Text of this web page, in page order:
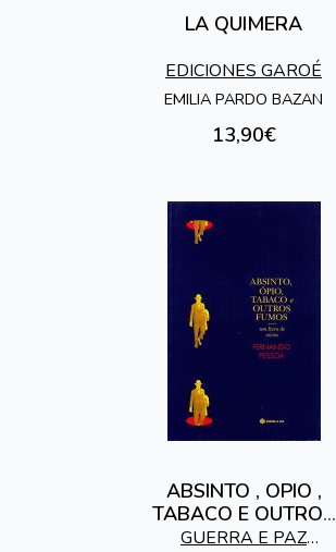
LA QUIMERA
EDICIONES GAROÉ
EMILIA PARDO BAZAN
13,90€
ABSINTO , OPIO ,
TABACO E OUTROS
FUMOS
GUERRA E PAZ